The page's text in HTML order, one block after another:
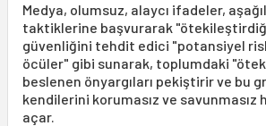
Medya, olumsuz, alaycı ifadeler,
taktiklerine başvurarak
güvenliğini tehdit edici "potansiyel
öcüler" gibi sunarak, toplumdaki
beslenen önyargıları pekiştirir ve bu
kendilerini korumasız ve
açar.